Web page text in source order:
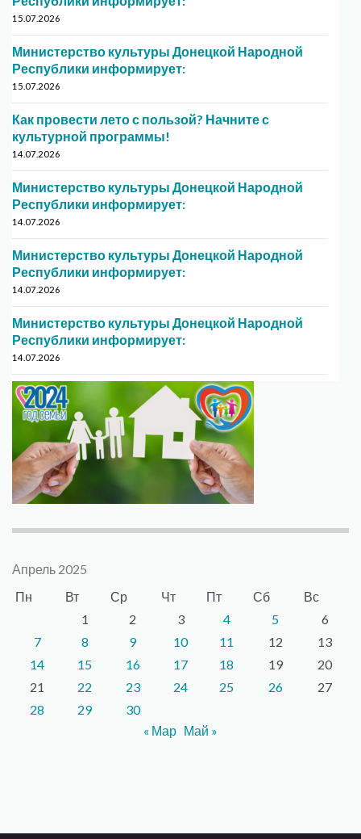
15.07.2026
Министерство культуры Донецкой Народной
Республики информирует:
15.07.2026
Как провести лето с пользой? Начните с
культурной программы!
14.07.2026
Министерство культуры Донецкой Народной
Республики информирует:
14.07.2026
Министерство культуры Донецкой Народной
Республики информирует:
14.07.2026
Министерство культуры Донецкой Народной
Республики информирует:
14.07.2026
Апрель 2025
Пн
Вт Ср Чт Пт Сб
Вс
1
2 3 4 5
6
7
8 9 10 11 12
13
14
15 16 17 18 19
20
21
22 23 24 25 26
27
28
29
30
« Мар Май »